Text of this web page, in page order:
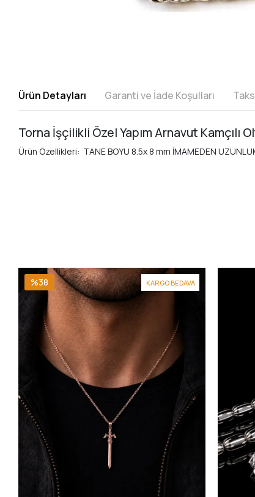
Ürün Detayları Garanti ve İade Koşulları
Torna İşçilikli Özel Yapım Arnavut Kamçılı
Ürün Özellikleri: TANE BOYU 8.5x 8 mm İMAMEDEN
KARGO BEDAVA
%38